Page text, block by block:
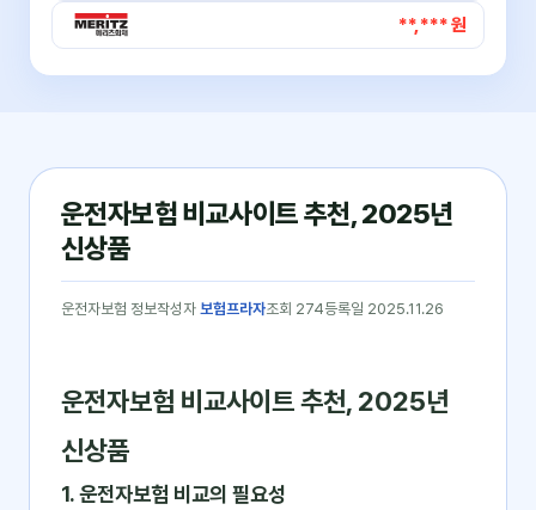
**,*** 원
운전자보험 비교사이트 추천, 2025년
신상품
운전자보험 정보작성자 보험프라자조회 274등록일 2025.11.26
운전자보험 비교사이트 추천, 2025년
신상품
1. 운전자보험 비교의 필요성